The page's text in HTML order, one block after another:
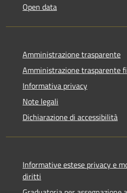
Open data
Amministrazione trasparente
Amministrazione trasparente
Informativa privacy
Note legali
Dichiarazione di accessibilità
Informative estese privacy e
diritti